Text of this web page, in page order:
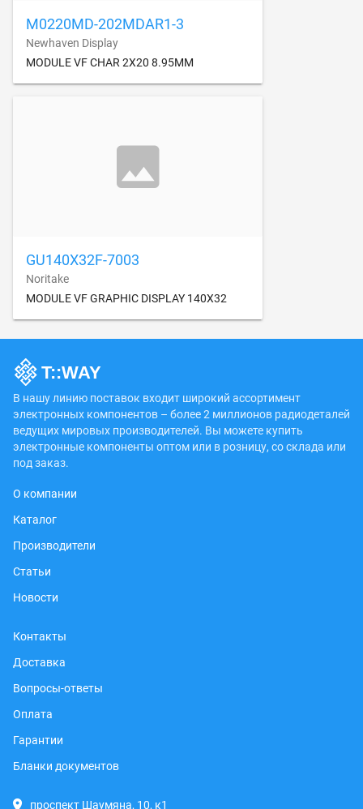
M0220MD-202MDAR1-3
Newhaven Display
MODULE VF CHAR 2X20 8.95MM
GU140X32F-7003
Noritake
MODULE VF GRAPHIC DISPLAY 140X32
В нашу линию поставок входит широкий ассортимент
электронных компонентов – более 2 миллионов радиодеталей
ведущих мировых производителей. Вы можете купить
электронные компоненты оптом или в розницу, со склада или
под заказ.
О компании
Каталог
Производители
Статьи
Новости
Контакты
Доставка
Вопросы-ответы
Оплата
Гарантии
Бланки документов
проспект Шаумяна, 10, к1